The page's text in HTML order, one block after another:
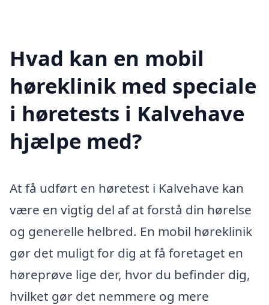
Hvad kan en mobil
høreklinik med speciale
i høretests i Kalvehave
hjælpe med?
At få udført en høretest i Kalvehave kan
være en vigtig del af at forstå din hørelse
og generelle helbred. En mobil høreklinik
gør det muligt for dig at få foretaget en
høreprøve lige der, hvor du befinder dig,
hvilket gør det nemmere og mere